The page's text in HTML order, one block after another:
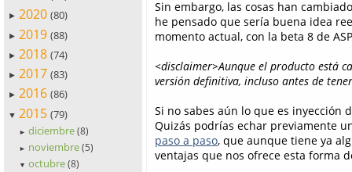
► 2020 (80)
► 2019 (88)
► 2018 (74)
► 2017 (83)
► 2016 (86)
▼ 2015 (79)
► diciembre (8)
► noviembre (5)
▼ octubre (8)
Sin embargo, las cosas han
he pensado que sería buena idea
momento actual, con la beta 8 de
<disclaimer>Aunque el producto está
versión definitiva, incluso antes de
Si no sabes aún lo que es inyección
Quizás podrías echar previamente
paso a paso, que aunque tiene ya
ventajas que nos ofrece esta forma